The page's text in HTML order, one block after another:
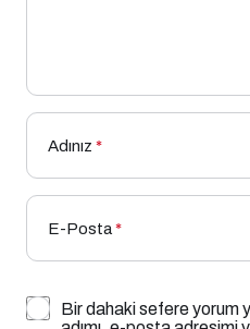
Adınız *
E-Posta*
Bir dahaki sefere yorum